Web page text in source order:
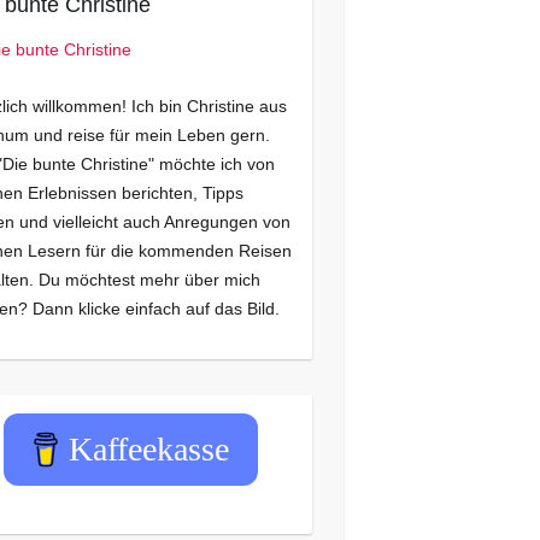
bunte Christine
willkommen! Ich bin Christine aus
und reise für mein Leben gern.
bunte Christine" möchte ich von
Erlebnissen berichten, Tipps
und vielleicht auch Anregungen von
Lesern für die kommenden Reisen
Du möchtest mehr über mich
Dann klicke einfach auf das Bild.
Kaffeekasse